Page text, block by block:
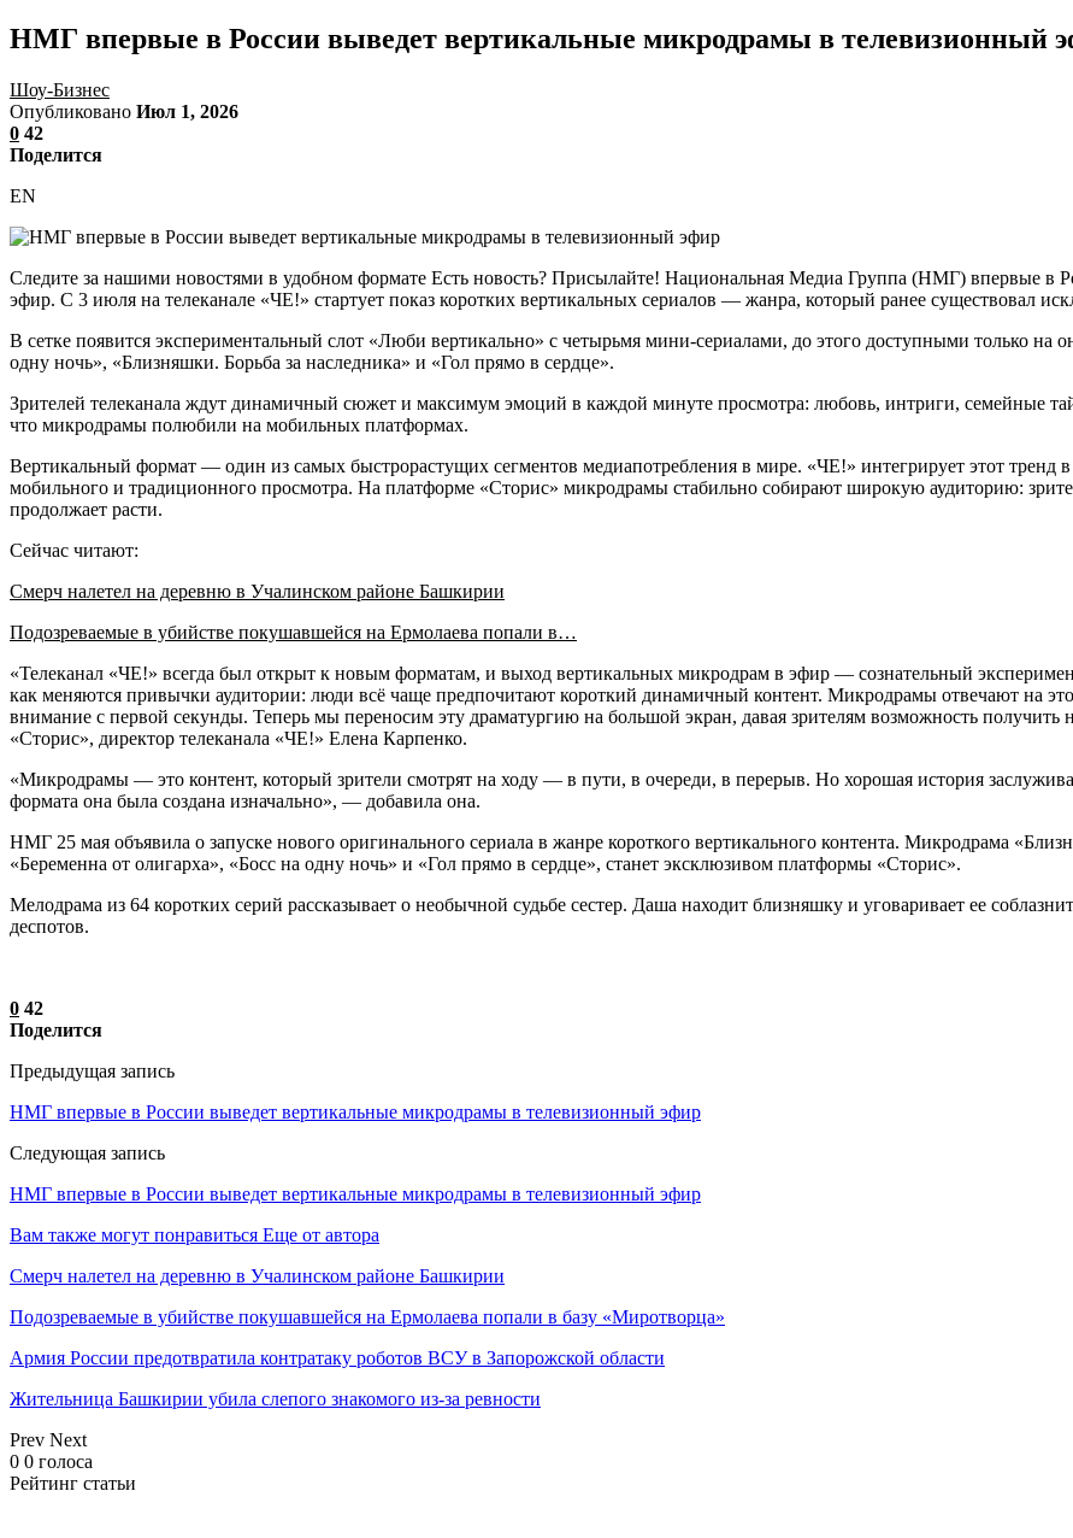
НМГ впервые в России выведет вертикальные микродрамы в телевизионный
Шоу-Бизнес
Опубликовано Июл 1, 2026
0 42
Поделится
EN
Следите за нашими новостями в удобном формате Есть новость? Присылайте! Национальная Медиа Группа (НМГ) впервые в
эфир. С 3 июля на телеканале «ЧЕ!» стартует показ коротких вертикальных сериалов — жанра, который ранее существовал
В сетке появится экспериментальный слот «Люби вертикально» с четырьмя мини-сериалами, до этого доступными только на
одну ночь», «Близняшки. Борьба за наследника» и «Гол прямо в сердце».
Зрителей телеканала ждут динамичный сюжет и максимум эмоций в каждой минуте просмотра: любовь, интриги, семейные
что микродрамы полюбили на мобильных платформах.
Вертикальный формат — один из самых быстрорастущих сегментов медиапотребления в мире. «ЧЕ!» интегрирует этот тренд
мобильного и традиционного просмотра. На платформе «Сторис» микродрамы стабильно собирают широкую аудиторию:
продолжает расти.
Сейчас читают:
Смерч налетел на деревню в Учалинском районе Башкирии
Подозреваемые в убийстве покушавшейся на Ермолаева попали в…
«Телеканал «ЧЕ!» всегда был открыт к новым форматам, и выход вертикальных микродрам в эфир — сознательный
как меняются привычки аудитории: люди всё чаще предпочитают короткий динамичный контент. Микродрамы отвечают на
внимание с первой секунды. Теперь мы переносим эту драматургию на большой экран, давая зрителям возможность
«Сторис», директор телеканала «ЧЕ!» Елена Карпенко.
«Микродрамы — это контент, который зрители смотрят на ходу — в пути, в очереди, в перерыв. Но хорошая история
формата она была создана изначально», — добавила она.
НМГ 25 мая объявила о запуске нового оригинального сериала в жанре короткого вертикального контента. Микродрама
«Беременна от олигарха», «Босс на одну ночь» и «Гол прямо в сердце», станет эксклюзивом платформы «Сторис».
Мелодрама из 64 коротких серий рассказывает о необычной судьбе сестер. Даша находит близняшку и уговаривает ее
деспотов.
0 42
Поделится
Предыдущая запись
НМГ впервые в России выведет вертикальные микродрамы в телевизионный эфир
Следующая запись
НМГ впервые в России выведет вертикальные микродрамы в телевизионный эфир
Вам также могут понравиться Еще от автора
Смерч налетел на деревню в Учалинском районе Башкирии
Подозреваемые в убийстве покушавшейся на Ермолаева попали в базу «Миротворца»
Армия России предотвратила контратаку роботов ВСУ в Запорожской области
Жительница Башкирии убила слепого знакомого из-за ревности
Prev Next
0 0 голоса
Рейтинг статьи